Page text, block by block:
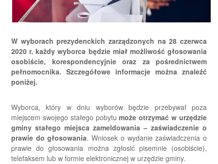
W wyborach prezydenckich zarządzonych na 28 czerwca
2020 r. każdy wyborca będzie miał możliwość głosowania
osobiście, korespondencyjnie oraz za pośrednictwem
pełnomocnika. Szczegółowe informacje można znaleźć
poniżej.
Wyborca, który w dniu wyborów będzie przebywał poza
miejscem swojego stałego pobytumoże otrzymać w urzędzie
gminy stałego miejsca zameldowania – zaświadczenie o
prawie do głosowania. Wniosek o wydanie zaświadczenia o
prawie do głosowania można zgłosić pisemnie (osobiście),
telefaksem lub w formie elektronicznej w urzędzie gminy.